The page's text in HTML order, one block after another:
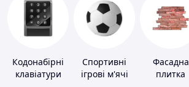
Кодонабірні
клавіатури
Спортивні
ігрові м'ячі
Фасадна
плитка